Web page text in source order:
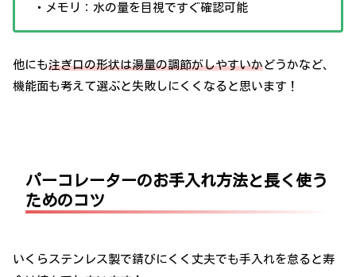
・メモリ：水の量を目視ですぐ確認可能
他にも注ぎ口の形状は湯量の調節がしやすいかどうかなど、
機能面も考えて選ぶと失敗しにくくなると思います！
パーコレーターのお手入れ方法と長く使う
ためのコツ
いくらステンレス製で錆びにくく丈夫でも手入れを怠ると寿